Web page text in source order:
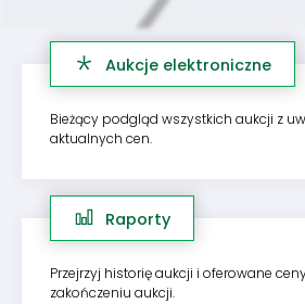
Aukcje elektroniczne
Bieżący podgląd wszystkich aukcji z
aktualnych cen.
Raporty
Przejrzyj historię aukcji i oferowane
zakończeniu aukcji.